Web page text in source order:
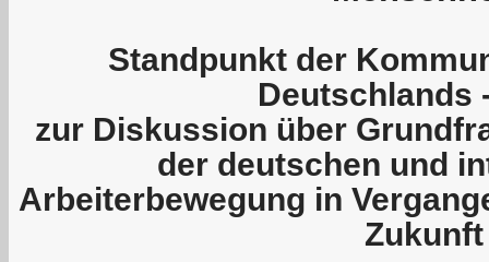
Standpunkt der
Deutschlands
zur Diskussion über
der deutschen und
Arbeiterbewegung in
Zukunft